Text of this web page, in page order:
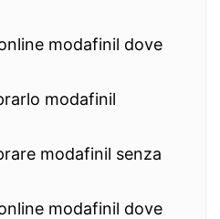
modafinil dove
modafinil
modafinil senza
modafinil dove